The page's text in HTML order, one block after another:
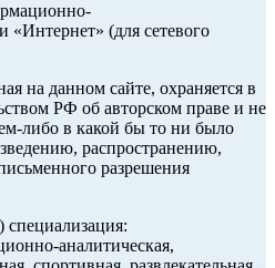
«Интернет» (для сетевого
на данном сайте, охраняется в
РФ об авторском праве и не
либо в какой бы то ни было
распространению,
разрешения
аналитическая,